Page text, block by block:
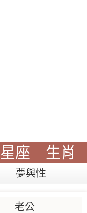
星座 生肖
夢與性
老公